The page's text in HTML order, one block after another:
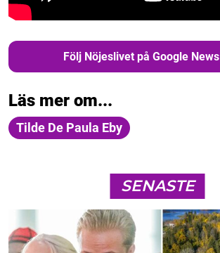
Följ Nöjeslivet på Google News
Läs mer om...
Tilde De Paula Eby
SENASTE